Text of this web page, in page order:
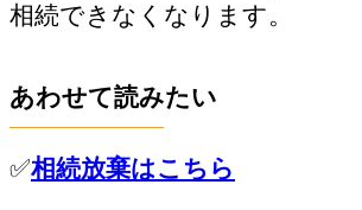
相続できなくなります。
あわせて読みたい
✅相続放棄はこちら